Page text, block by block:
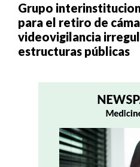
Grupo
para el retiro de
videovigilancia
estructuras públicas